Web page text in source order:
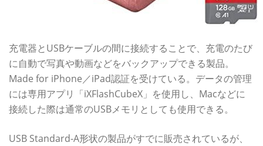
充電器とUSBケーブルの間に接続することで、充電のたび
に自動で写真や動画などをバックアップできる製品。
Made for iPhone／iPad認証を受けている。データの管理
には専用アプリ「iXFlashCubeX」を使用し、Macなどに
接続した際は通常のUSBメモリとしても使用できる。
USB Standard-A形状の製品がすでに販売されているが、